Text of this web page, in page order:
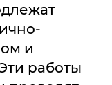
и
работы